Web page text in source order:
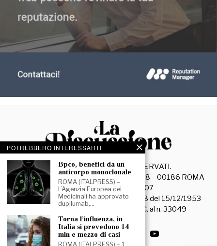
2026- TUTTI I DIRITTI RISERVATI.
La Discussione S.r.l. – Piazza Capranica, 78 – 00186 ROMA
C.F. e P. IVA 15045971007
Registrazione Tribunale di Roma n. 3628 del 15/12/1953
La società editrice è iscritta al R.O.C. al n. 33049
POTREBBERO INTERESSARTI
⁠⁠Bpco, benefici da un
anticorpo monoclonale
ROMA (ITALPRESS) –
L’Agenzia Europea dei
Medicinali ha approvato
dupilumab,…
⁠Torna l’influenza, in
Italia si prevedono 14
mln e mezzo di casi
ROMA (ITALPRESS) – 1